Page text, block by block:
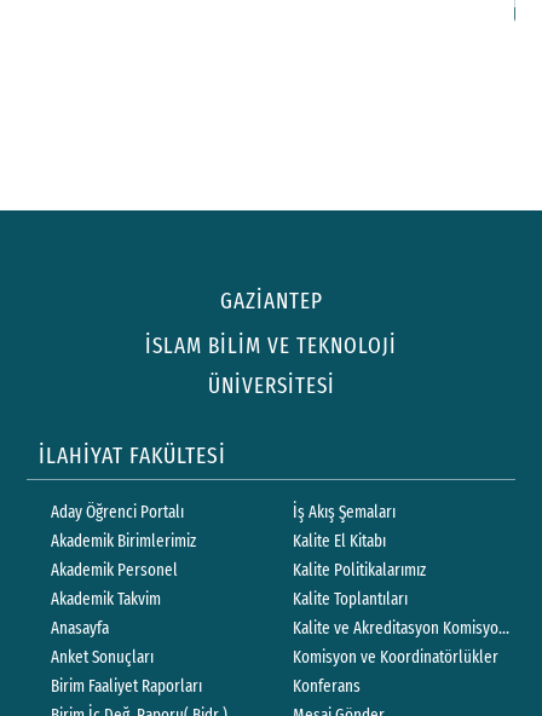
GAZİANTEP
İSLAM BİLİM VE TEKNOLOJİ
ÜNİVERSİTESİ
İLAHİYAT FAKÜLTESİ
Aday Öğrenci Portalı
Akademik Birimlerimiz
Akademik Personel
Akademik Takvim
Anasayfa
Anket Sonuçları
Birim Faaliyet Raporları
İş Akış Şemaları
Kalite El Kitabı
Kalite Politikalarımız
Kalite Toplantıları
Kalite ve Akreditasyon Komisyonları
Komisyon ve Koordinatörlükler
Konferans